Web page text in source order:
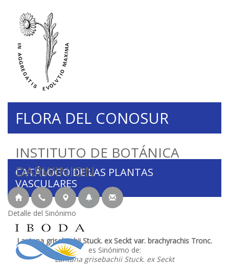
INSTITUTO DE BOTÁNICA
DARWINION
FLORA DEL CONOSUR
CATÁLOGO DE LAS PLANTAS
VASCULARES
Detalle del Sinónimo
Lantana grisebachii Stuck. ex Seckt var. brachyrachis Tronc.
es Sinónimo de:
Lantana grisebachii Stuck. ex Seckt